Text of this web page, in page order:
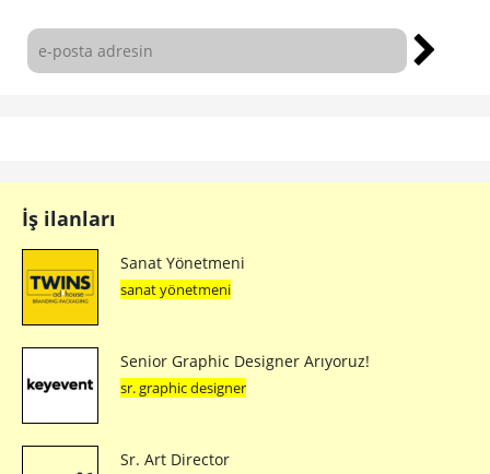
İş ilanları
Sanat Yönetmeni
sanat yönetmeni
Senior Graphic Designer Arıyoruz!
sr. graphic designer
Sr. Art Director